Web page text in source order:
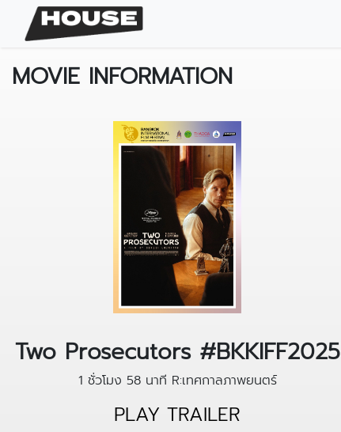
MOVIE INFORMATION
Two Prosecutors #BKKIFF2025
1 ชั่วโมง 58 นาที R:เทศกาลภาพยนตร์
PLAY TRAILER